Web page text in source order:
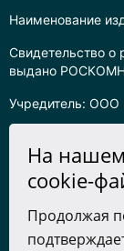
Наименование
Свидетельство
выдано
Учредитель: ООО
Информация на
защищены в
об
На нашем
cookie-
Продолжая